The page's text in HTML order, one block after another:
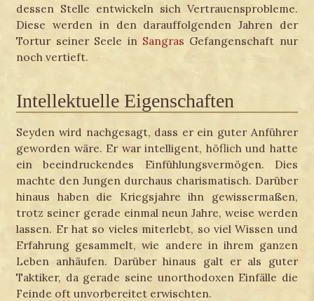
dessen Stelle entwickeln sich Vertrauensprobleme.
Diese werden in den darauffolgenden Jahren der
Tortur seiner Seele in Sangras Gefangenschaft nur
noch vertieft.
Intellektuelle Eigenschaften
Seyden wird nachgesagt, dass er ein guter Anführer
geworden wäre. Er war intelligent, höflich und hatte
ein beeindruckendes Einfühlungsvermögen. Dies
machte den Jungen durchaus charismatisch. Darüber
hinaus haben die Kriegsjahre ihn gewissermaßen,
trotz seiner gerade einmal neun Jahre, weise werden
lassen. Er hat so vieles miterlebt, so viel Wissen und
Erfahrung gesammelt, wie andere in ihrem ganzen
Leben anhäufen. Darüber hinaus galt er als guter
Taktiker, da gerade seine unorthodoxen Einfälle die
Feinde oft unvorbereitet erwischten.